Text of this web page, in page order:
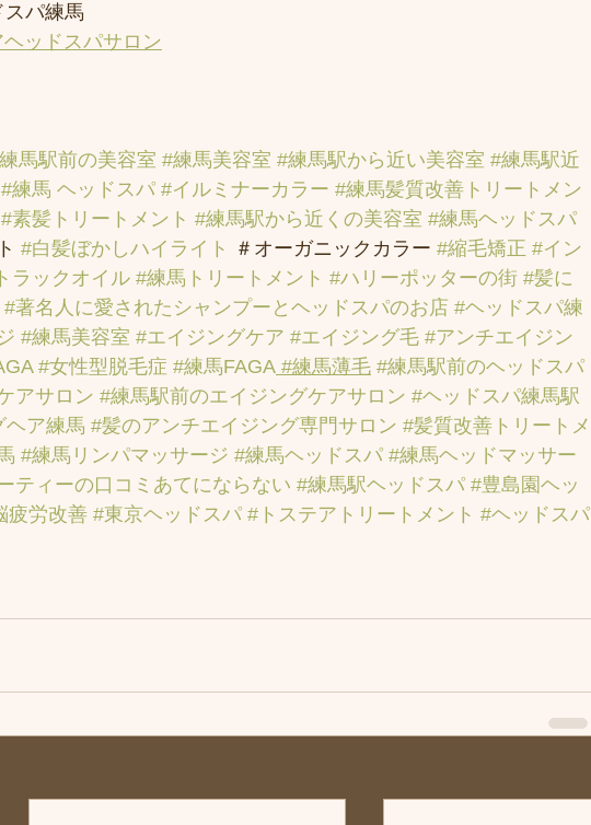
スパ練馬
ッドスパサロン
馬駅前の美容室 #練馬美容室 #練馬駅から近い美容室 #練馬駅近
#練馬 ヘッドスパ #イルミナーカラー #練馬髪質改善トリートメン
#素髪トリートメント #練馬駅から近くの美容室 #練馬ヘッドスパ
#白髪ぼかしハイライト ＃オーガニックカラー #縮毛矯正 #イン
ラックオイル #練馬トリートメント #ハリーポッターの街 #髪に
#著名人に愛されたシャンプーとヘッドスパのお店 #ヘッドスパ練
#練馬美容室 #エイジングケア #エイジング毛 #アンチエイジン
#女性型脱毛症 #練馬FAGA #練馬薄毛 #練馬駅前のヘッドスパ
アサロン #練馬駅前のエイジングケアサロン #ヘッドスパ練馬駅
ヘア練馬 #髪のアンチエイジング専門サロン #髪質改善トリートメ
#練馬リンパマッサージ #練馬ヘッドスパ #練馬ヘッドマッサー
ティーの口コミあてにならない #練馬駅ヘッドスパ #豊島園ヘッ
疲労改善 #東京ヘッドスパ #トステアトリートメント #ヘッドスパ